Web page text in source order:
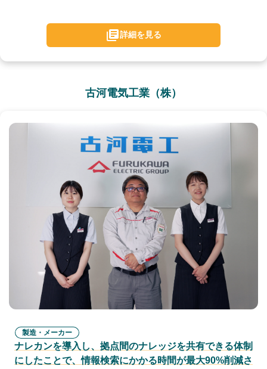
詳細を見る
古河電気工業（株）
製造・メーカー
ナレカンを導入し、拠点間のナレッジを共有できる体制
にしたことで、情報検索にかかる時間が最大90%削減さ